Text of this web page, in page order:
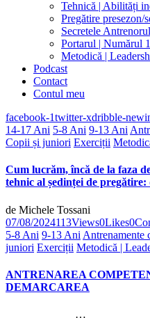
Tehnică | Abilități
Pregătire presezon/
Secretele
Portarul | Numărul 1
Metodică |
Podcast
Contact
Contul meu
facebook-1twitter-xdribble-new
14-17 Ani 5-8 Ani 9-13 Ani
Copii și juniori Exerciții
Cum lucrăm, încă de la faza
tehnic al ședinței de pregătire:
de Michele
07/08/2024113Views0Likes0
5-8 Ani 9-13 Ani Antrenamente
juniori Exerciții Metodică |
ANTRENAREA
DEMARCAREA
…